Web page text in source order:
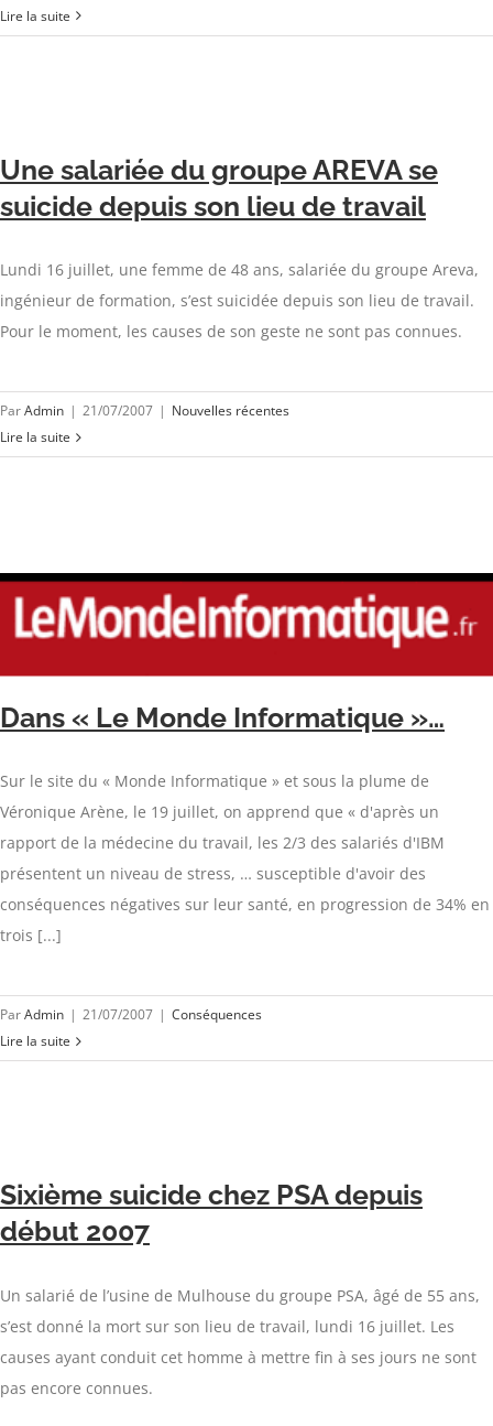
Lire la suite
Une salariée du groupe AREVA se
suicide depuis son lieu de travail
Lundi 16 juillet, une femme de 48 ans, salariée du groupe Areva,
ingénieur de formation, s’est suicidée depuis son lieu de travail.
Pour le moment, les causes de son geste ne sont pas connues.
ParAdmin | 21/07/2007 | Nouvelles récentes
Lire la suite
Dans « Le Monde Informatique »…
Sur le site du « Monde Informatique » et sous la plume de
Véronique Arène, le 19 juillet, on apprend que « d'après un
rapport de la médecine du travail, les 2/3 des salariés d'IBM
présentent un niveau de stress, … susceptible d'avoir des
conséquences négatives sur leur santé, en progression de 34% en
trois [...]
ParAdmin | 21/07/2007 | Conséquences
Lire la suite
Sixième suicide chez PSA depuis
début 2007
Un salarié de l’usine de Mulhouse du groupe PSA, âgé de 55 ans,
s’est donné la mort sur son lieu de travail, lundi 16 juillet. Les
causes ayant conduit cet homme à mettre fin à ses jours ne sont
pas encore connues.